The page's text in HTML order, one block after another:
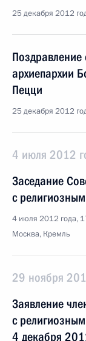
25 декабря 2012
архиепархии
Пецци
25 декабря 2012
4 июля 2012
Заседание
с
4 июля 2012 года,
Москва, Кремль
29 ноября
Заявление
с
4 декабря